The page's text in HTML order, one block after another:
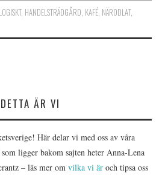
, HANDELSTRÄDGÅRD, KAFÉ, NÄRODLAT,
DETTA ÄR VI
Här delar vi med oss av våra
ligger bakom sajten heter Anna-Lena
– läs mer omvilka vi är och tipsa oss